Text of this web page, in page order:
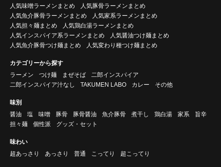
人気味噌ラーメンまとめ
人気豚骨ラーメンまとめ
人気魚介豚骨ラーメンまとめ
人気家系ラーメンまとめ
人気担々麺まとめ
人気鶏白湯ラーメンまとめ
人気インスパイア系ラーメンまとめ
人気醤油つけ麺まとめ
人気魚介豚骨つけ麺まとめ
人気変わり種つけ麺まとめ
カテゴリーから探す
ラーメン
つけ麺 まぜそば
二郎インスパイア
二郎インスパイア汁なし
TAKUMEN LABO カレー その他
味別
醤油
塩 味噌 豚骨 豚骨醤油 魚介豚骨 煮干し 鶏白湯 家系
旨辛
担々麺
個性派 グッズ・セット
味わい
超あっさり
あっさり 普通 こってり 超こってり